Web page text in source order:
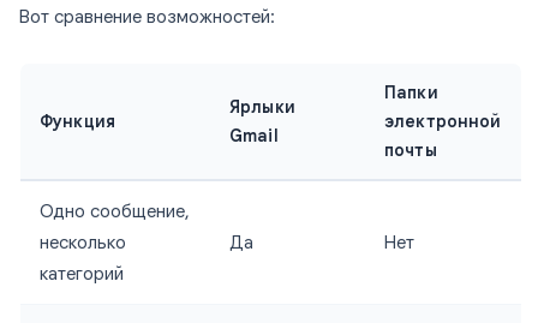
Вот сравнение возможностей:
Функция
Ярлыки
Gmail
Папки
электронной
почты
Одно сообщение,
несколько
категорий
Да Нет